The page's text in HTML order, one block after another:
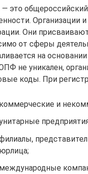
это
Организации
Они
от сферы
на
не уникален,
коды. При
коммерческие и
юрлица;
международные